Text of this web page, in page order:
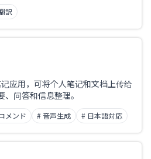
訳
应用，可将个人笔记和文档上传给
问答和信息整理。
メンド # 音声生成 # 日本語対応